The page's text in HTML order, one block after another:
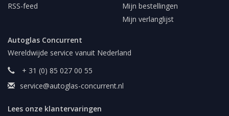
RSS-feed
Mijn bestellingen
Mijn verlanglijst
Autoglas Concurrent
Wereldwijde service vanuit Nederland
+ 31 (0) 85 027 00 55
service@autoglas-concurrent.nl
Lees onze klantervaringen